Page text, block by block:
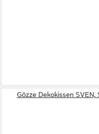
Gözze Dekokissen